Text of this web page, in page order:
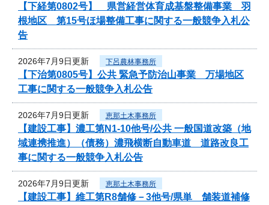
【下経第0802号】 県営経営体育成基盤整備事業 羽
根地区 第15号ほ場整備工事に関する一般競争入札公
告
2026年7月9日更新 下呂農林事務所
【下治第0805号】公共 緊急予防治山事業 万場地区
工事に関する一般競争入札公告
2026年7月9日更新 恵那土木事務所
【建設工事】濃工第N1-10他号/公共 一般国道改築（地
域連携推進）（債務）濃飛横断自動車道 道路改良工
事に関する一般競争入札公告
2026年7月9日更新 恵那土木事務所
【建設工事】維工第R8舗修－3他号/県単 舗装道補修